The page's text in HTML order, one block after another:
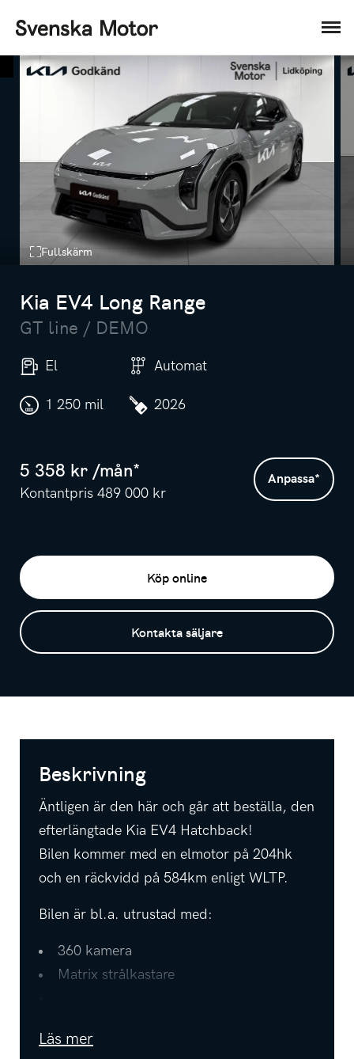
Fullskärm
Kia EV4 Long Range
GT line / DEMO
El Automat
1 250 mil 2026
5 358 kr /mån*
Kontantpris 489 000 kr
Anpassa*
Köp online
Kontakta säljare
Beskrivning
Äntligen är den här och går att beställa, den
efterlängtade Kia EV4 Hatchback!
Bilen kommer med en elmotor på 204hk
och en räckvidd på 584km enligt WLTP.
Bilen är bl.a. utrustad med:
360 kamera
Matrix strålkastare
klustret
Läs mer